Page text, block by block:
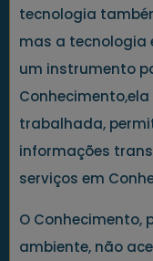
tecnologia
mas a tecnologia
um instrumento
trabalhada,
informações
serviços em
O Conhecimento,
ambiente, não